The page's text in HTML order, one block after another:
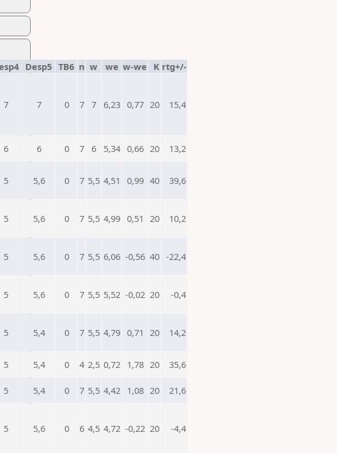
Desp5 TB6 n w we w-we K rtg+/-
7 7 0 7 7 6,23 0,77 20 15,4
6 6 0 7 6 5,34 0,66 20 13,2
5 5,6 0 7 5,5 4,51 0,99 40 39,6
5 5,6 0 7 5,5 4,99 0,51 20 10,2
5 5,6 0 7 5,5 6,06 -0,56 40 -22,4
5 5,6 0 7 5,5 5,52 -0,02 20 -0,4
5 5,4 0 7 5,5 4,79 0,71 20 14,2
5 5,4 0 4 2,5 0,72 1,78 20 35,6
5 5,4 0 7 5,5 4,42 1,08 20 21,6
5 5,6 0 6 4,5 4,72 -0,22 20 -4,4